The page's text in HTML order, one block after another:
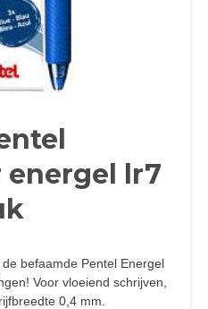
lr7
befaamde Pentel Energel
Voor vloeiend schrijven,
0,4 mm.